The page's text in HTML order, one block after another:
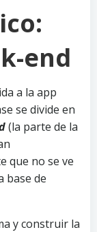
end
a la app
se divide en
(la parte de la
que no se ve
base de
y construir la